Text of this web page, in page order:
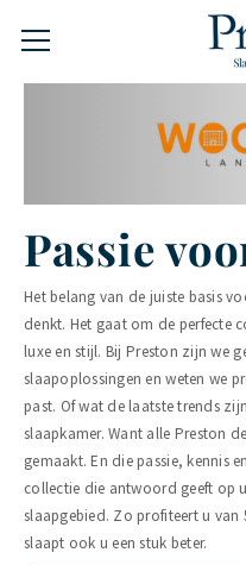
Passie
Het belang van de juiste basis
denkt. Het gaat om de perfecte
luxe en stijl. Bij Preston zijn we
slaapoplossingen en weten we
past. Of wat de laatste trends
slaapkamer. Want alle Preston
gemaakt. En die passie, kennis
collectie die antwoord geeft op
slaapgebied. Zo profiteert u van
slaapt ook u een stuk beter.